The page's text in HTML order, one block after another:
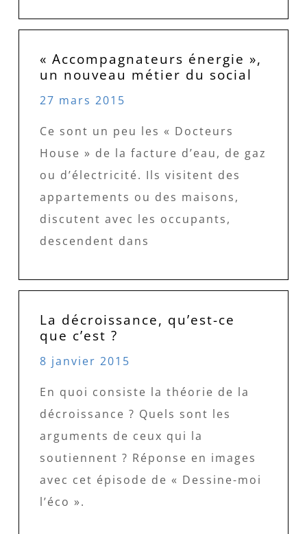
« Accompagnateurs énergie »,
un nouveau métier du social
27 mars 2015
Ce sont un peu les « Docteurs
House » de la facture d’eau, de gaz
ou d’électricité. Ils visitent des
appartements ou des maisons,
discutent avec les occupants,
descendent dans
La décroissance, qu’est-ce
que c’est ?
8 janvier 2015
En quoi consiste la théorie de la
décroissance ? Quels sont les
arguments de ceux qui la
soutiennent ? Réponse en images
avec cet épisode de « Dessine-moi
l’éco ».